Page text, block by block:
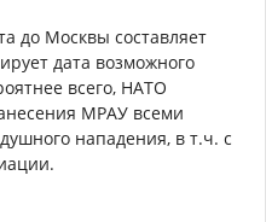
до Москвы составляет
дата возможного
всего, НАТО
МРАУ всеми
нападения, в т.ч. с